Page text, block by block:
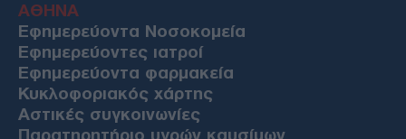
ΑΘΗΝΑ
Εφημερεύοντα Νοσοκομεία
Εφημερεύοντες ιατροί
Εφημερεύοντα φαρμακεία
Κυκλοφοριακός χάρτης
Αστικές συγκοινωνίες